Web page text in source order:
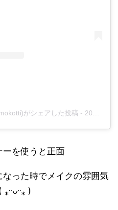
がシェアした投稿 - 2019年 4月月25日午前12時12分PDT
ーを使うと正面
った時でメイクの雰囲気
)